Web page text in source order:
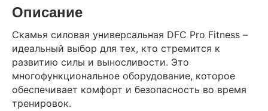
Описание
Скамья силовая универсальная DFC Pro Fitness –
идеальный выбор для тех, кто стремится к
развитию силы и выносливости. Это
многофункциональное оборудование, которое
обеспечивает комфорт и безопасность во время
тренировок.